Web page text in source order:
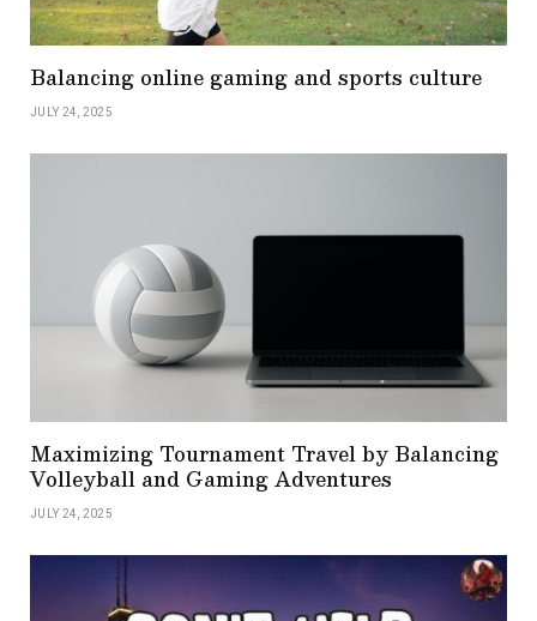
Balancing online gaming and sports culture
JULY 24, 2025
Maximizing Tournament Travel by Balancing
Volleyball and Gaming Adventures
JULY 24, 2025